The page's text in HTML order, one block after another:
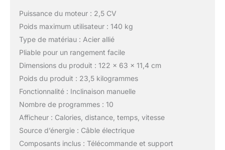
Puissance du moteur : 2,5 CV
Poids maximum utilisateur : 140 kg
Type de matériau : Acier allié
Pliable pour un rangement facile
Dimensions du produit : 122 x 63 x 11,4 cm
Poids du produit : 23,5 kilogrammes
Fonctionnalité : Inclinaison manuelle
Nombre de programmes : 10
Afficheur : Calories, distance, temps, vitesse
Source d’énergie : Câble électrique
Composants inclus : Télécommande et support